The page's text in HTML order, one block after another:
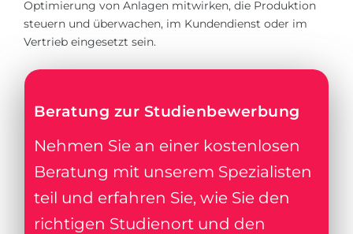
Optimierung von Anlagen mitwirken, die Produktion
steuern und überwachen, im Kundendienst oder im
Vertrieb eingesetzt sein.
Beratung zur Studienbewerbung
Nehmen Sie an einer kostenlosen
Beratung mit unserem Spezialisten
teil und erfahren Sie, wie Sie den
richtigen Studienort und den